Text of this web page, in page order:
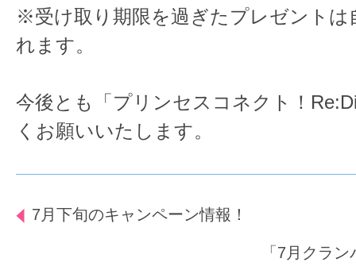
※受け取り期限を過ぎたプレゼントは
れます。
今後とも「プリンセスコネクト！
くお願いいたします。
7月下旬のキャンペーン情報！
「7月クラ